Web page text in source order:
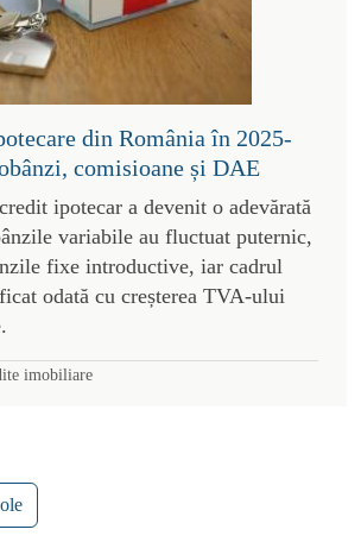
din România în 2025-
comisioane și DAE
ipotecar a devenit o adevărată
variabile au fluctuat puternic,
fixe introductive, iar cadrul
odată cu creșterea TVA-ului
imobiliare